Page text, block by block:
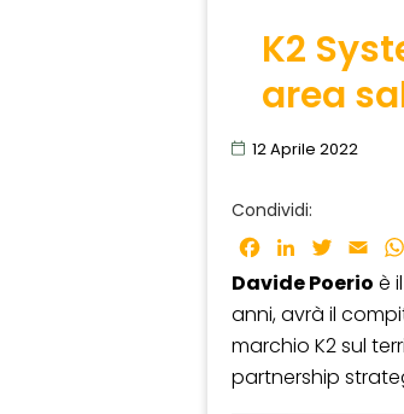
K2
area
12 Aprile 2022
Condividi:
Facebook
LinkedInTwitter
Davide Poerio è
anni, avrà il
marchio K2 sul
partnership